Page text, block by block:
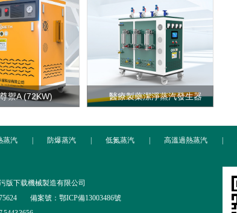
禦A (72KW) 醫療製藥潔淨蒸汽發生器
蒸汽 防爆蒸汽 低氮蒸汽 高溫過熱蒸汽
版下载機械製造有限公司
備案號：鄂ICP備13003486號